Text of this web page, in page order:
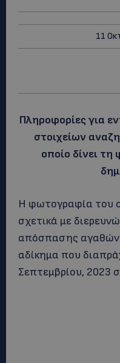
11
Πληροφορίες για
στοιχείων
οποίο δίνει
Η φωτογραφία του
σχετικά με
απόσπασης αγαθών
αδίκημα που
Σεπτεμβρίου, 2023